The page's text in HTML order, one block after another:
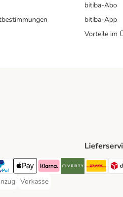
bitiba-Abo
bitiba-App
Vorteile im
Method
Payment Method
Payment Method
Apple Pay Payment Method
Klarna Payment Method
Riverty Payment
Method
Payment Method
Vorkasse
Vorkasse Payment Method